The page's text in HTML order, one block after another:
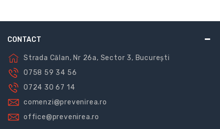
CONTACT
Strada Călan, Nr 26a, Sector 3, București
0758 59 34 56
0724 30 67 14
comenzi@prevenirea.ro
office@prevenirea.ro